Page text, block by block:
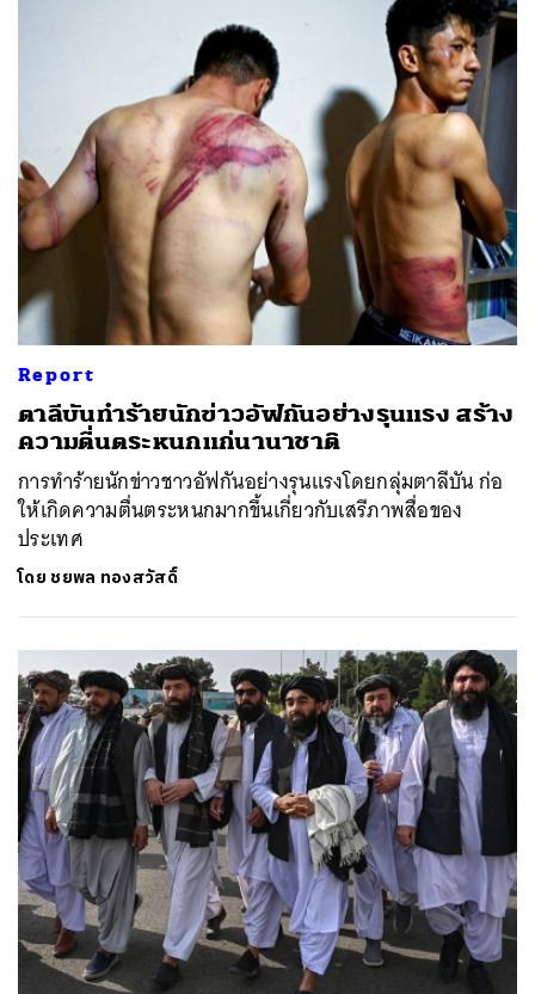
Report
ตาลีบันทำร้ายนักข่าวอัฟกันอย่างรุนแรง สร้าง
ความตื่นตระหนกแก่นานาชาติ
การทำร้ายนักข่าวชาวอัฟกันอย่างรุนแรงโดยกลุ่มตาลีบัน ก่อ
ให้เกิดความตื่นตระหนกมากขึ้นเกี่ยวกับเสรีภาพสื่อของ
ประเทศ
โดย ชยพล ทองสวัสดิ์